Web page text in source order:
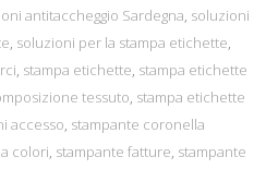
antitaccheggio Sardegna, soluzioni
, soluzioni per la stampa etichette,
, stampa etichette, stampa etichette
tessuto, stampa etichette
accesso, stampante coronella
colori, stampante fatture, stampante